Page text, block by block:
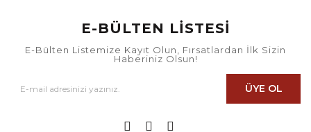
E-BÜLTEN LİSTESİ
E-Bülten Listemize Kayıt Olun, Fırsatlardan İlk Sizin
Haberiniz Olsun!
ÜYE OL